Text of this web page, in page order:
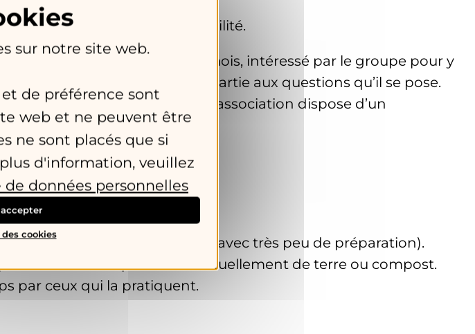
pour une meilleure lisibilité.
commune depuis quelques mois, intéressé par le groupe pour y
permet de répondre en partie aux questions qu’il se pose.
légumes. Il est rappelé que l’association dispose d’un
les plants sur le sol (sans ou avec très peu de préparation).
couche de paille et éventuellement de terre ou compost.
par ceux qui la pratiquent.
sur notre site web.
de préférence sont
web et ne peuvent être
ne sont placés que si
d'information, veuillez
données personnelles
cookies